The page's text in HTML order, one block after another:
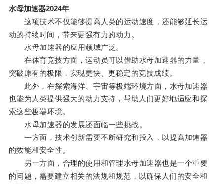
水母加速器2024年
这项技术不仅能够提高人类的运动速度，还能够延长运
动的持续时间，带来更强有力的动力。
水母加速器的应用领域广泛。
在体育竞技方面，运动员可以借助水母加速器的力量，
突破原有的极限，实现更快、更稳定的竞技成绩。
此外，在探索海洋、宇宙等极端环境方面，水母加速器
也能为人类提供强大的动力支持，帮助人们更好地适应和探
索这些极端环境。
水母加速器的发展还面临一些挑战。
一方面，技术创新需要不断研究和投入，以提高加速器
的效能和安全性。
另一方面，合理的使用和管理水母加速器也是一个重要
的问题，需要建立相关的法规和规范，以确保人们的安全和